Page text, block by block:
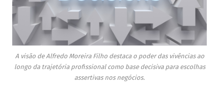
A visão de Alfredo Moreira Filho destaca o poder das vivências ao
longo da trajetória profissional como base decisiva para escolhas
assertivas nos negócios.